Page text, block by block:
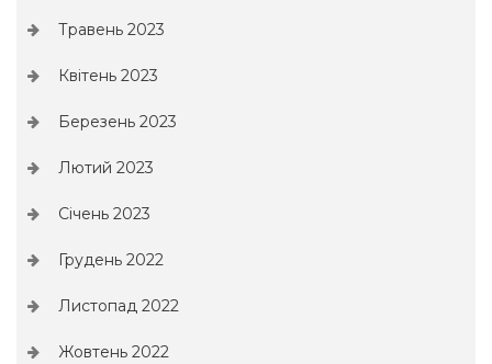
Травень 2023
Квітень 2023
Березень 2023
Лютий 2023
Січень 2023
Грудень 2022
Листопад 2022
Жовтень 2022